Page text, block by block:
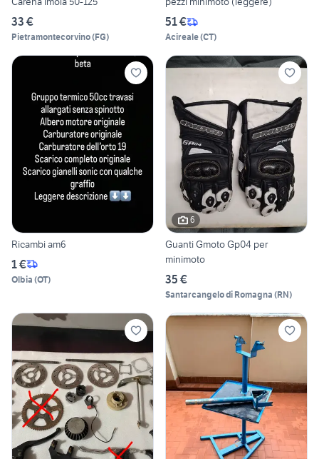
33 €
Pietramontecorvino(FG)
51 €
Acireale(CT)
Ricambi am6
1 €
Olbia (OT)
6
Guanti Gmoto Gp04 per
minimoto
35 €
Santarcangelo di Romagna (RN)